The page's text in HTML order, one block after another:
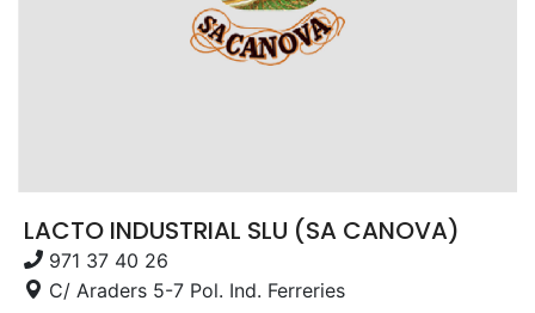
LACTO INDUSTRIAL SLU (SA CANOVA)
971 37 40 26
C/ Araders 5-7 Pol. Ind. Ferreries